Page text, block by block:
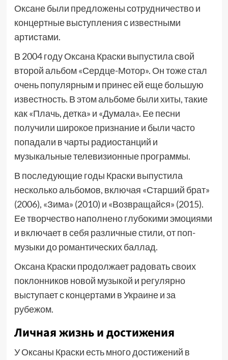
Оксане были предложены сотрудничество и
концертные выступления с известными
артистами.
В 2004 году Оксана Краски выпустила свой
второй альбом «Сердце-Мотор». Он тоже стал
очень популярным и принес ей еще большую
известность. В этом альбоме были хиты, такие
как «Плачь, детка» и «Думала». Ее песни
получили широкое признание и были часто
попадали в чарты радиостанций и
музыкальные телевизионные программы.
В последующие годы Краски выпустила
несколько альбомов, включая «Старший брат»
(2006), «Зима» (2010) и «Возвращайся» (2015).
Ее творчество наполнено глубокими эмоциями
и включает в себя различные стили, от поп-
музыки до романтических баллад.
Оксана Краски продолжает радовать своих
поклонников новой музыкой и регулярно
выступает с концертами в Украине и за
рубежом.
Личная жизнь и достижения
У Оксаны Краски есть много достижений в